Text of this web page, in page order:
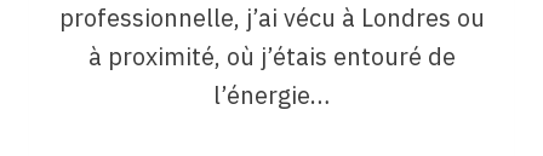
professionnelle, j’ai vécu à Londres ou
à proximité, où j’étais entouré de
l’énergie…